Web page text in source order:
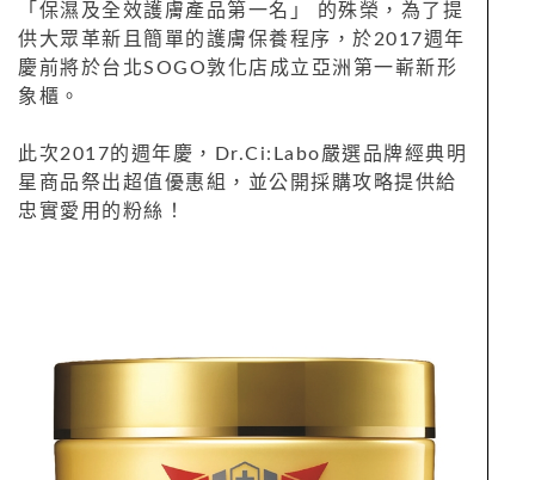
「保濕及全效護膚產品第一名」 的殊榮，為了提
供大眾革新且簡單的護膚保養程序，於2017週年
慶前將於台北SOGO敦化店成立亞洲第一嶄新形
象櫃。
此次2017的週年慶，Dr.Ci:Labo嚴選品牌經典明
星商品祭出超值優惠組，並公開採購攻略提供給
忠實愛用的粉絲！